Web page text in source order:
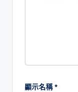
顯示名稱*